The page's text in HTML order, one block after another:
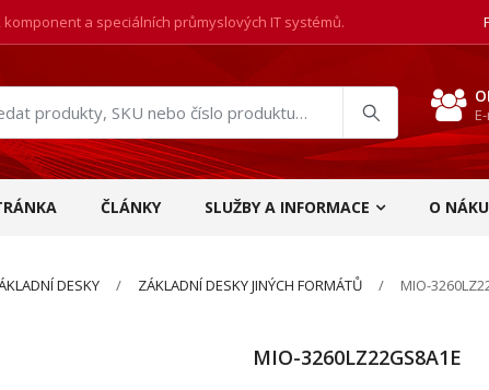
a speciálních průmyslových IT systémů.
ČLÁNKY SLUŽBY A INFORMACE O
DESKY ZÁKLADNÍ DESKY JINÝCH FORMÁTŮ MIO-
MIO-3260LZ22GS8A1E